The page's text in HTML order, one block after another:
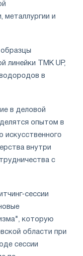
металлургии и
линейки TMK UP,
в
в деловой
опытом в
искусственного
внутри
с
сессии
которую
области при
сессии